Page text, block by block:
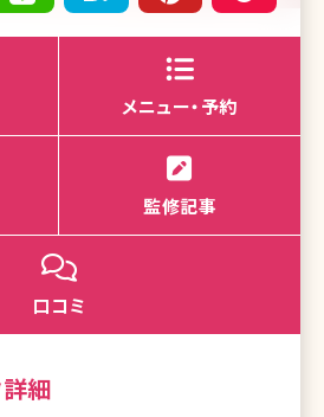
メニュー・予約
監修記事
口コミ
細